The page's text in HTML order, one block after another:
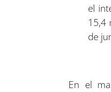
el
15,4
de
En el